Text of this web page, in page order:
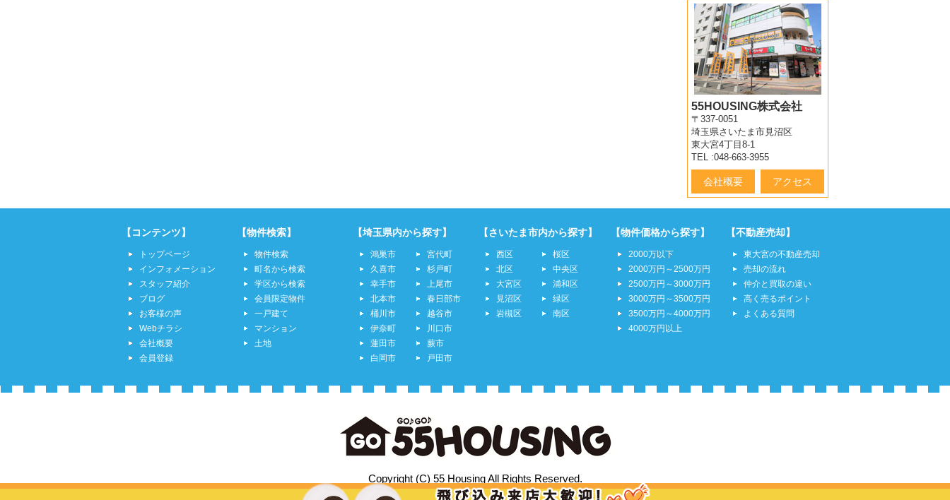
55HOUSING株式会社
〒337-0051
埼玉県さいたま市見沼区
東大宮4丁目8-1
TEL :048-663-3955
会社概要 アクセス
【コンテンツ】
トップページ
インフォメーション
スタッフ紹介
ブログ
お客様の声
Webチラシ
会社概要
会員登録
【物件検索】
物件検索
町名から検索
学区から検索
会員限定物件
一戸建て
マンション
土地
【埼玉県内から探す】
鴻巣市
久喜市
幸手市
北本市
桶川市
伊奈町
蓮田市
白岡市
宮代町
杉戸町
上尾市
春日部市
越谷市
川口市
蕨市
戸田市
【さいたま市内から探す】
西区
北区
大宮区
見沼区
岩槻区
桜区
中央区
浦和区
緑区
南区
【物件価格から探す】
2000万以下
2000万円～2500万円
2500万円～3000万円
3000万円～3500万円
3500万円～4000万円
4000万円以上
【不動産売却】
東大宮の不動産売却
売却の流れ
仲介と買取の違い
高く売るポイント
よくある質問
Copyright (C) 55 Housing All Rights Reserved.